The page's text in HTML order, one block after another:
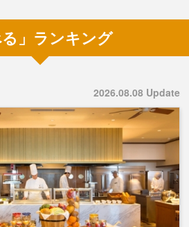
る」ランキング
2026.08.08 Update